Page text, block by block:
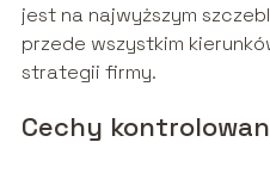
jest na najwyższym
przede wszystkim
strategii firmy.
Cechy